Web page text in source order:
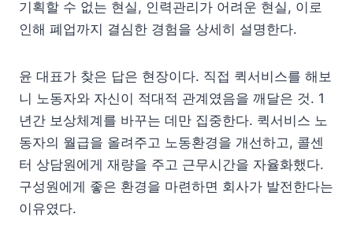
기획할 수 없는 현실, 인력관리가 어려운 현실, 이로
인해 폐업까지 결심한 경험을 상세히 설명한다.
윤 대표가 찾은 답은 현장이다. 직접 퀵서비스를 해보
니 노동자와 자신이 적대적 관계였음을 깨달은 것. 1
년간 보상체계를 바꾸는 데만 집중한다. 퀵서비스 노
동자의 월급을 올려주고 노동환경을 개선하고, 콜센
터 상담원에게 재량을 주고 근무시간을 자율화했다.
구성원에게 좋은 환경을 마련하면 회사가 발전한다는
이유였다.